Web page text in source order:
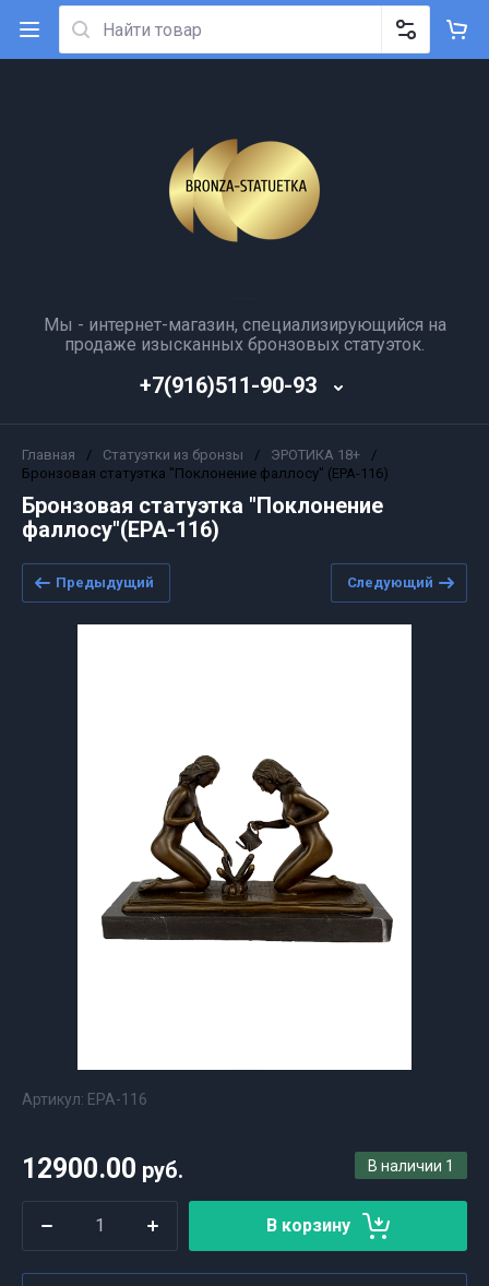
Мы - интернет-магазин, специализирующийся на
продаже изысканных бронзовых статуэток.
+7(916)511-90-93
Главная / Статуэтки из бронзы / ЭРОТИКА 18+
/
Бронзовая статуэтка "Поклонение фаллосу" (ЕРА-116)
Бронзовая статуэтка "Поклонение
фаллосу"(ЕРА-116)
Предыдущий Следующий
Артикул: ЕРА-116
В наличии 1
12900.00 руб.
В корзину